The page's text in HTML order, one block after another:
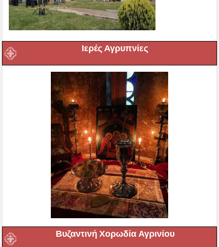
Ιερές Αγρυπνίες
Βυζαντινή Χορωδία Αγρινίου